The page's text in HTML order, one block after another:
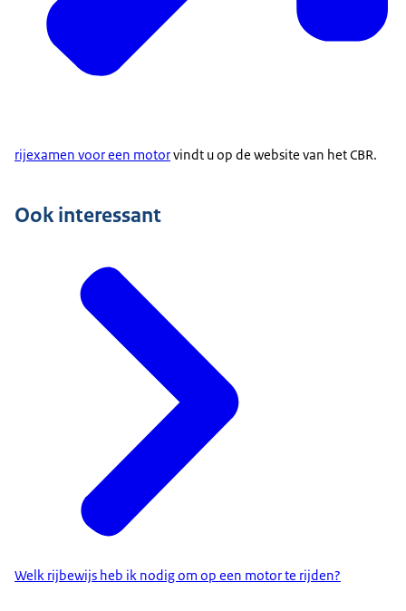
rijexamen voor een motorvindt u op de website van het CBR.
Ook interessant
Welk rijbewijs heb ik nodig om op een motor te rijden?